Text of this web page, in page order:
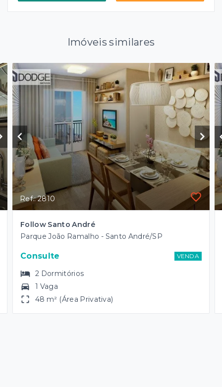
Imóveis similares
Ref.: 2810
Follow Santo André
Parque João Ramalho - Santo André/SP
Consulte VENDA
2 Dormitórios
1 Vaga
48 m² (Área Privativa)